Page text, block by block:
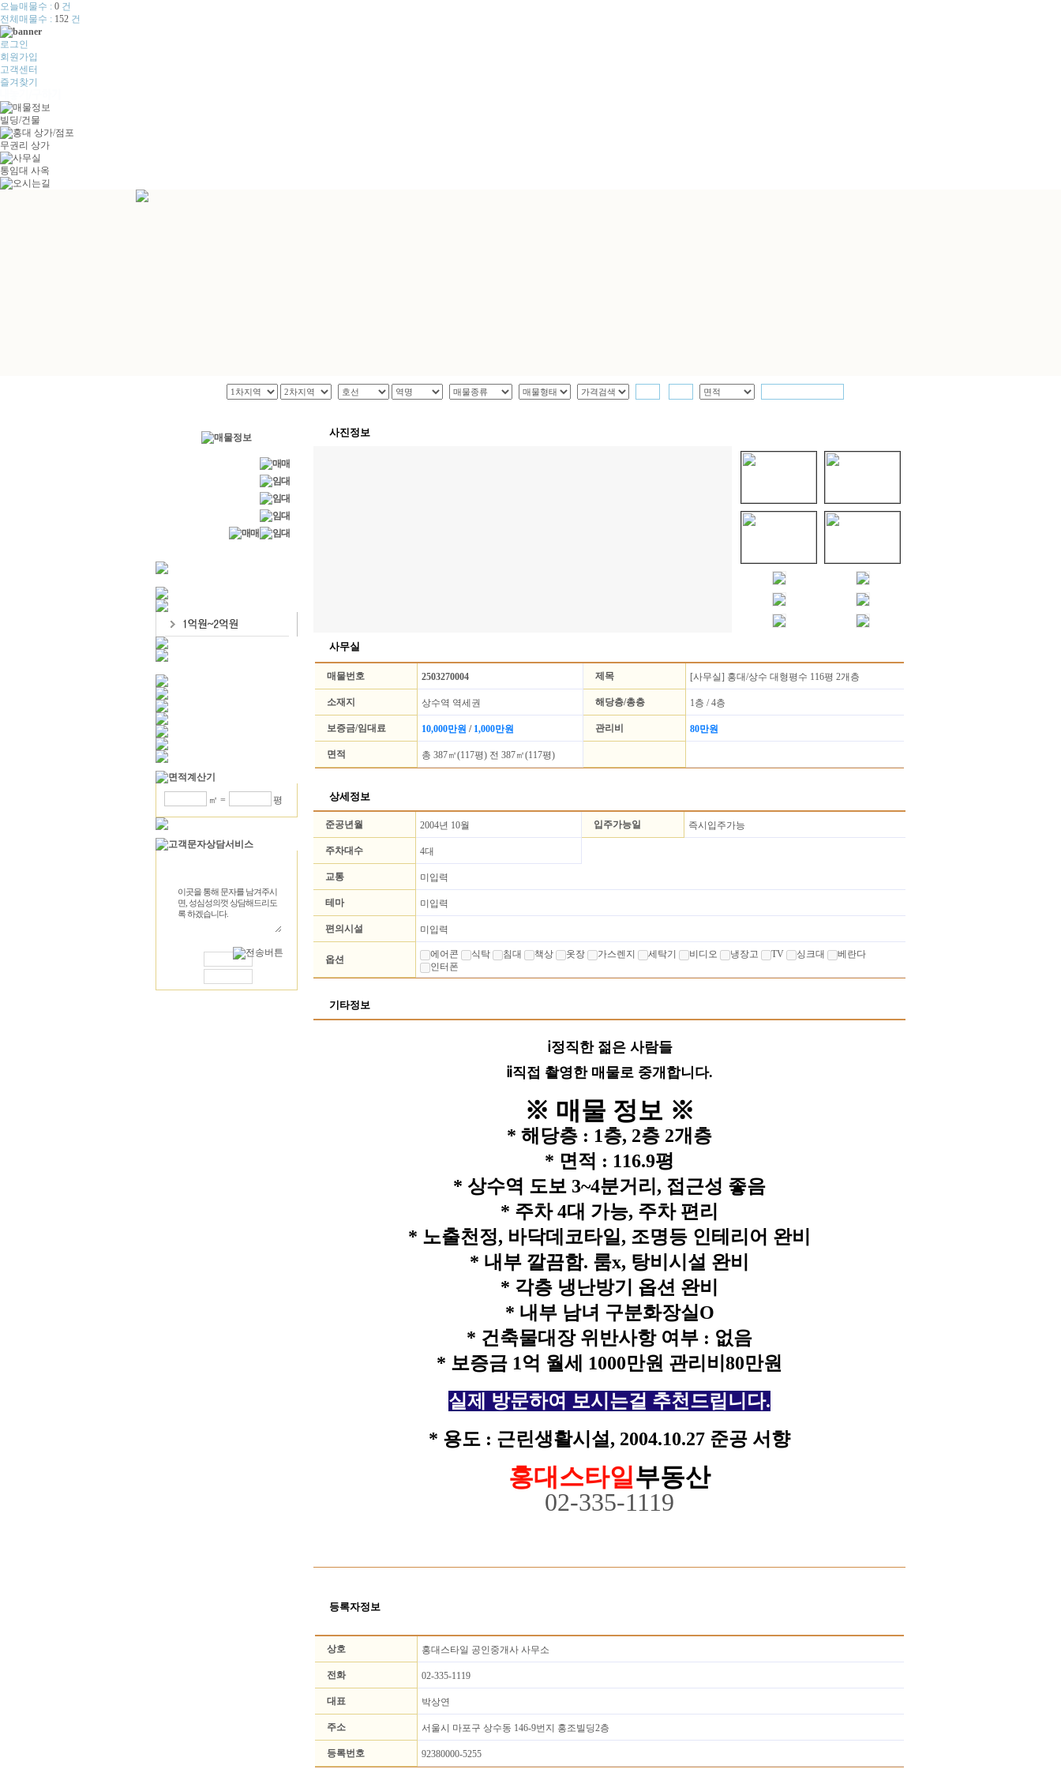
오늘매물수 : 0 건
전체매물수 : 152 건
로그인
회원가입
고객센터
즐겨찾기
빌딩/건물
무권리 상가
통임대 사옥
㎡ = 평
사진정보
사무실
매물번호 2503270004 제목 [사무실] 홍대/상수 대형평수 116평 2개층
소재지 상수역 역세권 해당층/총층 1층 / 4층
보증금/임대료 10,000만원 /1,000만원 관리비 80만원
면적 총 387㎡(117평) 전 387㎡(117평)
상세정보
준공년월 2004년 10월 입주가능일 즉시입주가능
주차대수 4대
교통 미입력
테마 미입력
편의시설 미입력
옵션 에어콘 식탁 침대 책상 옷장 가스렌지 세탁기 비디오 냉장고 TV 싱크대
베란다
인터폰
기타정보
ⅰ정직한 젊은 사람들
ⅱ직접 촬영한 매물로 중개합니다.
※ 매물 정보 ※
* 해당층 : 1층, 2층 2개층
* 면적 : 116.9평
* 상수역 도보 3~4분거리, 접근성 좋음
* 주차 4대 가능, 주차 편리
* 노출천정, 바닥데코타일, 조명등 인테리어 완비
* 내부 깔끔함. 룸x, 탕비시설 완비
* 각층 냉난방기 옵션 완비
* 내부 남녀 구분화장실O
* 건축물대장 위반사항 여부 : 없음
* 보증금 1억 월세 1000만원 관리비80만원
실제 방문하여 보시는걸 추천드립니다.
* 용도 : 근린생활시설, 2004.10.27 준공 서향
홍대스타일부동산
02-335-1119
등록자정보
상호 홍대스타일 공인중개사 사무소
전화 02-335-1119
대표 박상연
주소 서울시 마포구 상수동 146-9번지 홍조빌딩2층
등록번호 92380000-5255